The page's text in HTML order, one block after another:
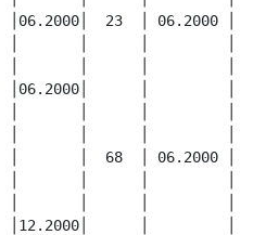
│06.2000│  23  │ 06.2000
│       │      │         │
18  │06.2000│      │
│       │      │         │
│       │  68  │ 06.2000 │
│       │      │         │
│12.2000│      │         │